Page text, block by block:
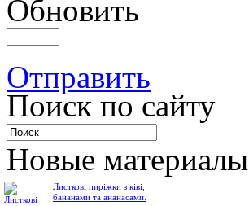
Обновить
Отправить
Поиск по сайту
Новые материалы
Листкові пиріжки з ківі,
бананами та ананасами.